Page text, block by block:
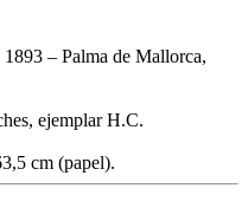
– Palma de Mallorca,
ejemplar H.C.
cm (papel).